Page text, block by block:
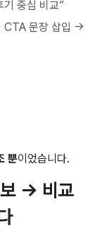
중심 비교”
문장 삽입 →
뿐이었습니다.
보 → 비교